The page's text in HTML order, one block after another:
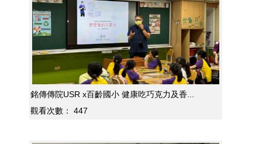
銘傳傳院USR x百齡國小 健康吃巧克力及香...
觀看次數：
447